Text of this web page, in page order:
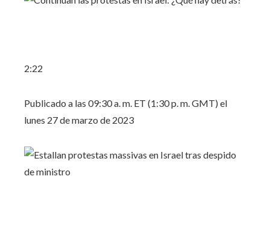
2:22
Publicado a las 09:30 a. m. ET (1:30 p. m. GMT) el
lunes 27 de marzo de 2023